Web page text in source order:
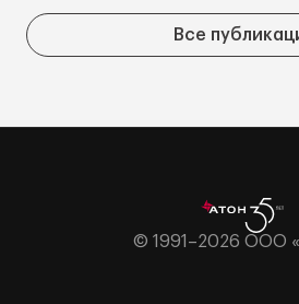
Все
© 1991–2026 ООО